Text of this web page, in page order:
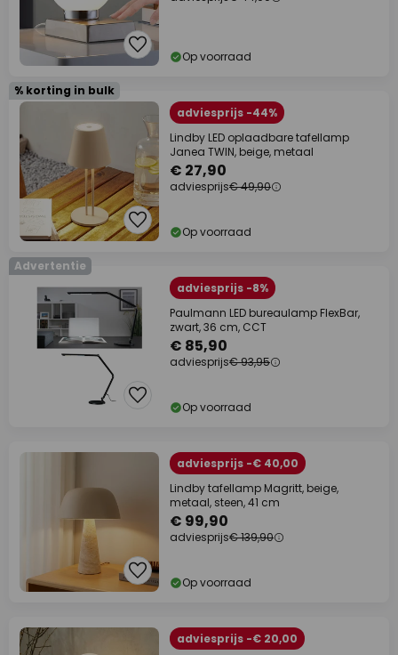
Op voorraad
% korting in bulk
adviesprijs -44%
Lindby LED oplaadbare tafellamp
Janea TWIN, beige, metaal
€ 27,90
adviesprijs€ 49,90
Op voorraad
Advertentie
adviesprijs -8%
Paulmann LED bureaulamp FlexBar,
zwart, 36 cm, CCT
€ 85,90
adviesprijs€ 93,95
Op voorraad
adviesprijs -€ 40,00
Lindby tafellamp Magritt, beige,
metaal, steen, 41 cm
€ 99,90
adviesprijs€ 139,90
Op voorraad
adviesprijs -€ 20,00